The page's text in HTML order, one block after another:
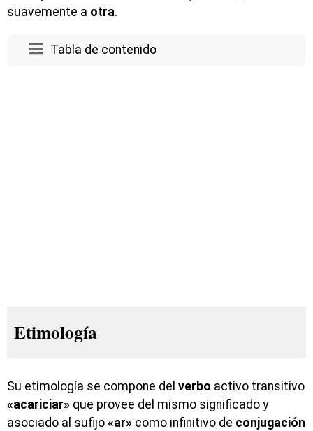
suavemente a otra.
Tabla de contenido
Etimología
Su etimología se compone del verbo activo transitivo
«acariciar» que provee del mismo significado y
asociado al sufijo «ar» como infinitivo de conjugación